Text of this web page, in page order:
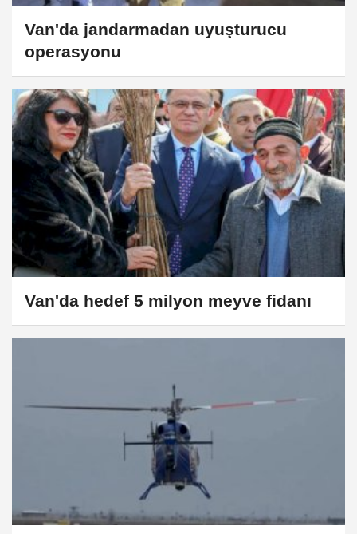
Van'da jandarmadan uyuşturucu
operasyonu
Van'da hedef 5 milyon meyve fidanı